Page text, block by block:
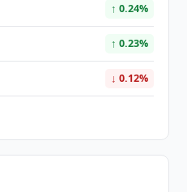
↑ 0.24%
↑ 0.23%
↓ 0.12%